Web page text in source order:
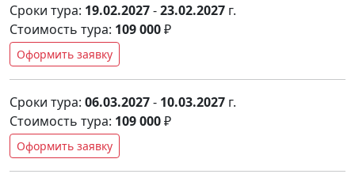
Сроки тура: 19.02.2027-23.02.2027 г.
Стоимость тура: 109 000₽
Оформить заявку
Сроки тура: 06.03.2027- 10.03.2027 г.
Стоимость тура: 109 000₽
Оформить заявку